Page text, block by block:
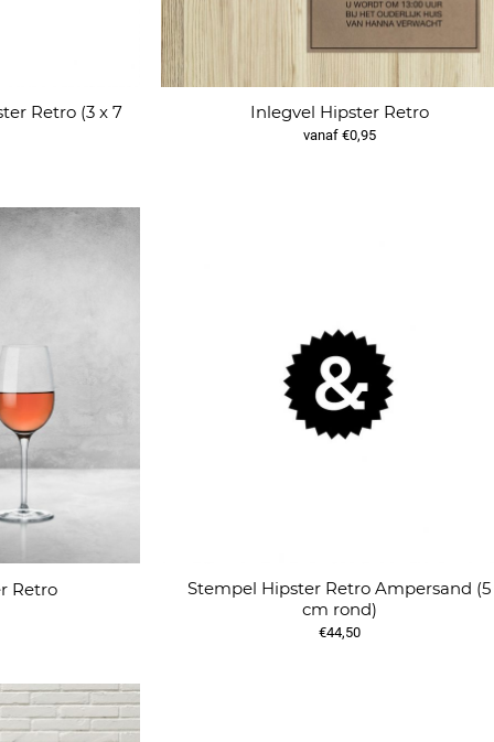
Retro (3 x 7 Inlegvel Hipster Retro
vanaf €0,95
Retro
Stempel Hipster Retro Ampersand (5
cm rond)
€44,50